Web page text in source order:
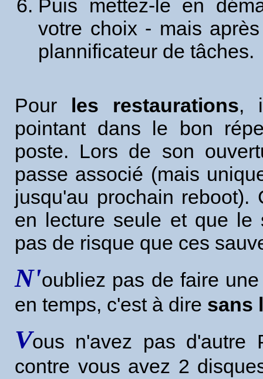
Puis mettez-le en
votre choix - mais
plannificateur de tâches.
Pour les restaurations,
pointant dans le bon
poste. Lors de son
passe associé (mais
jusqu'au prochain reboot).
en lecture seule et que le
pas de risque que ces
N'oubliez pas de faire
en temps, c'est à dire sans
Vous n'avez pas d'autre
contre vous avez 2